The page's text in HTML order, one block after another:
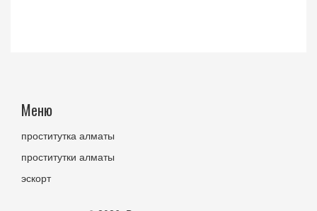
Меню
проститутка алматы
проститутки алматы
эскорт